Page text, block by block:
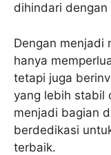
dihindari
Dengan menjadi
hanya
tetapi juga
yang lebih stabil
menjadi bagian
berdedikasi
terbaik.